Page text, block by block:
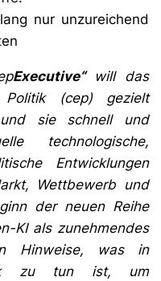
nur unzureichend
Executive“ will das
Politik (cep) gezielt
und sie schnell und
technologische,
Entwicklungen
Wettbewerb und
der neuen Reihe
KI als zunehmendes
Hinweise, was in
zu tun ist, um